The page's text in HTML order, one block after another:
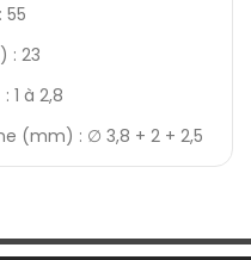
: 23
à 2,8
(mm) : ∅ 3,8 + 2 + 2,5